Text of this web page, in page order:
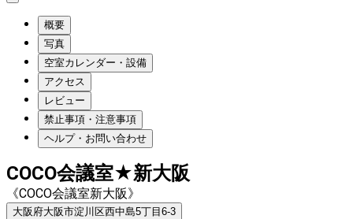
概要
写真
空室カレンダー・設備
アクセス
レビュー
禁止事項・注意事項
ヘルプ・お問い合わせ
COCO会議室★新大阪
《COCO会議室新大阪》
大阪府大阪市淀川区西中島5丁目6-3